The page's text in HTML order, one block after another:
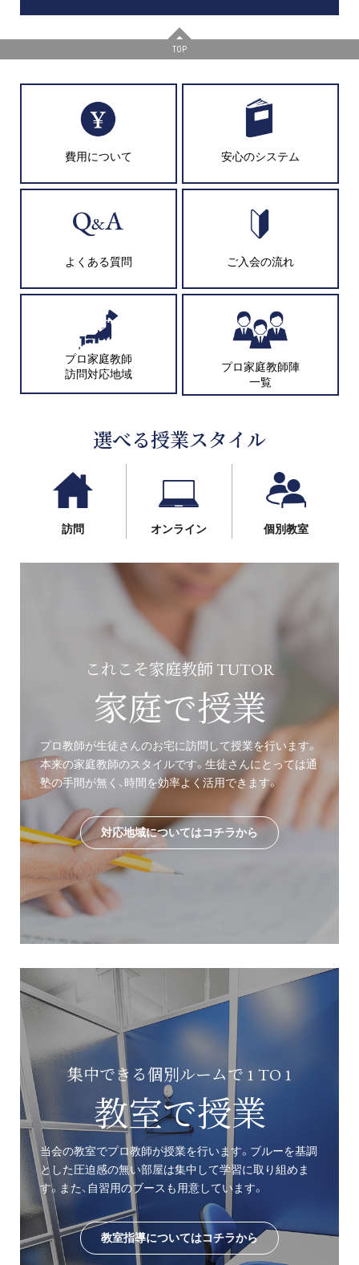
TOP
費用について 安心のシステム
よくある質問 ご入会の流れ
プロ家庭教師
訪問対応地域
プロ家庭教師陣
一覧
選べる授業スタイル
訪問 オンライン 個別教室
これこそ家庭教師 TUTOR
家庭で授業
プロ教師が生徒さんのお宅に訪問して授業を行います。
本来の家庭教師のスタイルです。生徒さんにとっては通
塾の手間が無く、時間を効率よく活用できます。
対応地域についてはコチラから
集中できる個別ルームで 1 TO 1
教室で授業
当会の教室でプロ教師が授業を行います。ブルーを基調
とした圧迫感の無い部屋は集中して学習に取り組めま
す。また、自習用のブースも用意しています。
教室指導についてはコチラから